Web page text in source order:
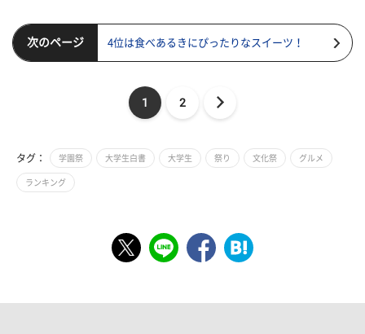
次のページ 4位は食べあるきにぴったりなスイーツ！
1 2
タグ： 学園祭 大学生白書 大学生 祭り 文化祭 グルメ
ランキング